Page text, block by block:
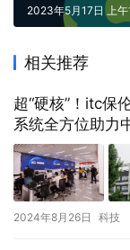
2023年5月17日 上午
相关推荐
超“硬核”！itc保
系统全方位助力
2024年8月26日 科技